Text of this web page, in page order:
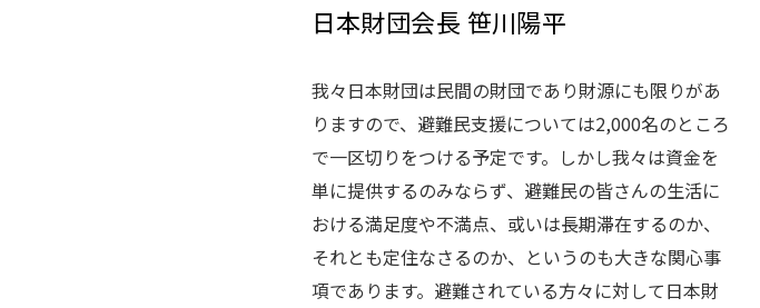
日本財団会長 笹川陽平
我々日本財団は民間の財団であり財源にも限りがあ
りますので、避難民支援については2,000名のところ
で一区切りをつける予定です。しかし我々は資金を
単に提供するのみならず、避難民の皆さんの生活に
おける満足度や不満点、或いは長期滞在するのか、
それとも定住なさるのか、というのも大きな関心事
項であります。避難されている方々に対して日本財